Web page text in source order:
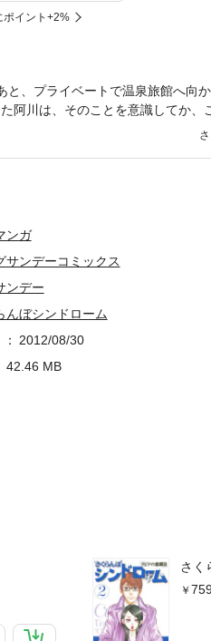
ポイント+2%
さく
と、プライベートで温泉旅館へ向
阿川は、そのことを意識してか
た麻生は阿川に向かって「私達三
ンガ
サンデーコミックス
ンデー
んぼシンドローム
2012/08/30
42.46 MB